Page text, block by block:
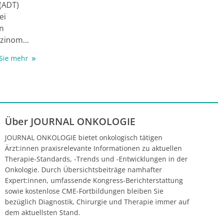
(4). Ziel
des
wie
der
Uro-
mehr
Über JOURNAL ONKOLOGIE
JOURNAL ONKOLOGIE bietet onkologisch tätigen
Ärzt:innen praxisrelevante Informationen zu aktuellen
Therapie-Standards, -Trends und -Entwicklungen in der
Onkologie. Durch Übersichtsbeiträge namhafter
Expert:innen, umfassende Kongress-Berichterstattung
sowie kostenlose CME-Fortbildungen bleiben Sie
bezüglich Diagnostik, Chirurgie und Therapie immer auf
dem aktuellsten Stand.